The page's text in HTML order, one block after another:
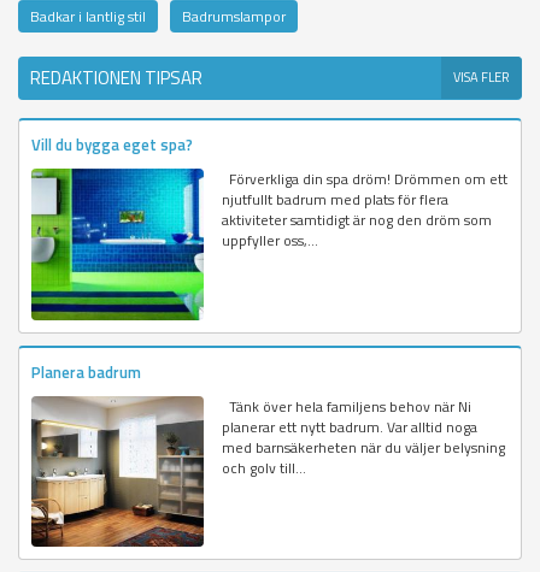
Badkar i lantlig stil Badrumslampor
REDAKTIONEN TIPSAR VISA FLER
Vill du bygga eget spa?
Förverkliga din spa dröm! Drömmen om ett
njutfullt badrum med plats för flera
aktiviteter samtidigt är nog den dröm som
uppfyller oss,...
Planera badrum
Tänk över hela familjens behov när Ni
planerar ett nytt badrum. Var alltid noga
med barnsäkerheten när du väljer belysning
och golv till...